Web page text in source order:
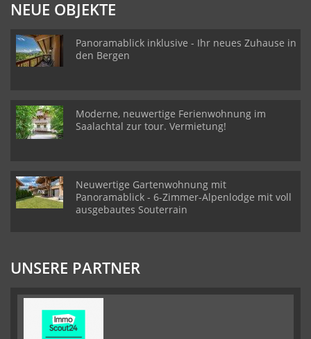
NEUE OBJEKTE
Panoramablick inklusive - Ihr neues Zuhause in
den Bergen
Moderne, neuwertige Ferienwohnung im
Saalachtal zur tour. Vermietung!
Neuwertige Gartenwohnung mit
Panoramablick - 6-Zimmer-Alpenlodge mit voll
ausgebautes Souterrain
UNSERE PARTNER